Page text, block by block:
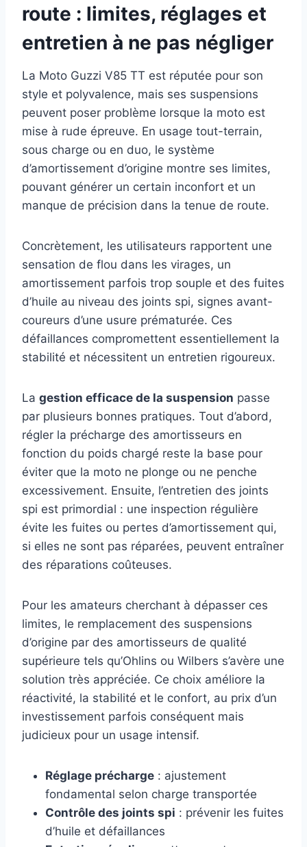
route : limites, réglages et
entretien à ne pas négliger
La Moto Guzzi V85 TT est réputée pour son
style et polyvalence, mais ses suspensions
peuvent poser problème lorsque la moto est
mise à rude épreuve. En usage tout-terrain,
sous charge ou en duo, le système
d’amortissement d’origine montre ses limites,
pouvant générer un certain inconfort et un
manque de précision dans la tenue de route.
Concrètement, les utilisateurs rapportent une
sensation de flou dans les virages, un
amortissement parfois trop souple et des fuites
d’huile au niveau des joints spi, signes avant-
coureurs d’une usure prématurée. Ces
défaillances compromettent essentiellement la
stabilité et nécessitent un entretien rigoureux.
La gestion efficace de la suspension passe
par plusieurs bonnes pratiques. Tout d’abord,
régler la précharge des amortisseurs en
fonction du poids chargé reste la base pour
éviter que la moto ne plonge ou ne penche
excessivement. Ensuite, l’entretien des joints
spi est primordial : une inspection régulière
évite les fuites ou pertes d’amortissement qui,
si elles ne sont pas réparées, peuvent entraîner
des réparations coûteuses.
Pour les amateurs cherchant à dépasser ces
limites, le remplacement des suspensions
d’origine par des amortisseurs de qualité
supérieure tels qu’Ohlins ou Wilbers s’avère une
solution très appréciée. Ce choix améliore la
réactivité, la stabilité et le confort, au prix d’un
investissement parfois conséquent mais
judicieux pour un usage intensif.
Réglage précharge : ajustement
fondamental selon charge transportée
Contrôle des joints spi : prévenir les fuites
d’huile et défaillances